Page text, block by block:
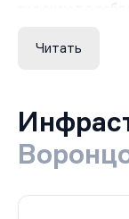
включают в
отличаются
154
наиболее
потребностей и
является
Читать